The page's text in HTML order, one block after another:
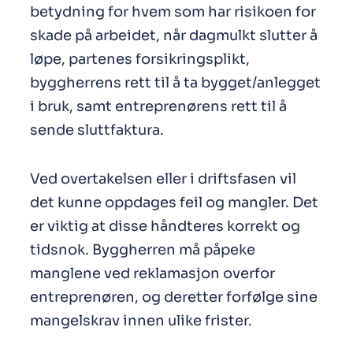
betydning for hvem som har risikoen for
skade på arbeidet, når dagmulkt slutter å
løpe, partenes forsikringsplikt,
byggherrens rett til å ta bygget/anlegget
i bruk, samt entreprenørens rett til å
sende sluttfaktura.
Ved overtakelsen eller i driftsfasen vil
det kunne oppdages feil og mangler. Det
er viktig at disse håndteres korrekt og
tidsnok. Byggherren må påpeke
manglene ved reklamasjon overfor
entreprenøren, og deretter forfølge sine
mangelskrav innen ulike frister.